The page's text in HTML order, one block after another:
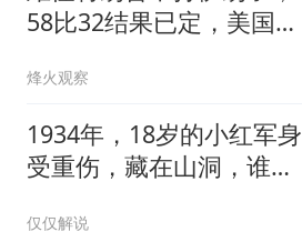
58比32结果已定，美国专
烽火观察
1934年，18岁的小红军身
受重伤，藏在山洞，谁料
仅仅解说